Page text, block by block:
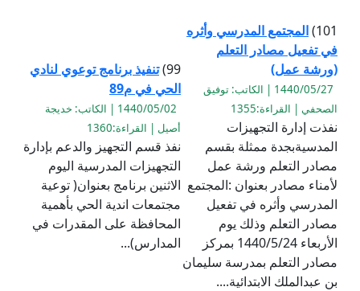
101) المجتمع المدرسي وأثره
في تفعيل مصادر التعلم
(ورشة عمل)
1440/05/27 | الكاتب: توفيق
الصحفي | القراءة:1355
نفذت إدارة التجهيزات
المدسيةبجدة ممثلة بقسم
مصادر التعلم ورشة عمل
لأمناء مصادر بعنوان :المجتمع
المدرسي وأثره في تفعيل
مصادر التعلم وذلك يوم
الأربعاء 1440/5/24 بمركز
مصادر التعلم بمدرسة سليمان
بن عبدالملك الابتدائية....
99) تنفيذ برنامج توعوي لنادي
الحي في م89
1440/05/02 | الكاتب: خديجة
أصيل | القراءة:1360
نفذ قسم التجهيز والدعم بإدارة
التجهيزات المدرسية اليوم
الاثنين برنامج بعنوان( توعية
مجتمعات اندية الحي بأهمية
المحافظة على المقدرات في
المدارس)...